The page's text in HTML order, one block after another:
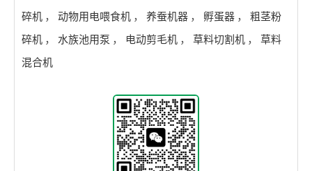
碎机 ， 动物用电喂食机 ， 养蚕机器 ， 孵蛋器 ，
粗茎粉
碎机 ， 水族池用泵 ， 电动剪毛机 ， 草料切割机 ，
草料
混合机